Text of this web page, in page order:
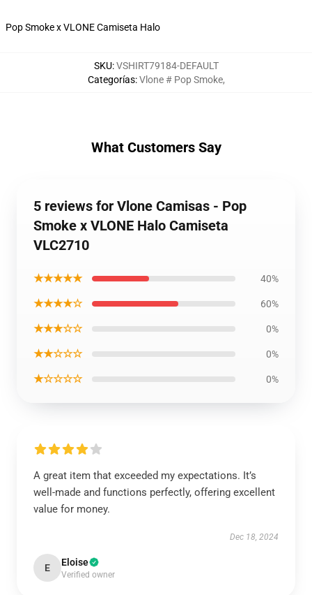
Pop Smoke x VLONE Camiseta Halo
SKU:VSHIRT79184-DEFAULT
Categorías:Vlone # Pop Smoke,
What Customers Say
5 reviews for Vlone Camisas - Pop
Smoke x VLONE Halo Camiseta
VLC2710
★★★★★ 40%
★★★★☆ 60%
★★★☆☆ 0%
★★☆☆☆ 0%
★☆☆☆☆ 0%
A great item that exceeded my expectations. It’s
well-made and functions perfectly, offering excellent
value for money.
Dec 18, 2024
E Eloise
Verified owner